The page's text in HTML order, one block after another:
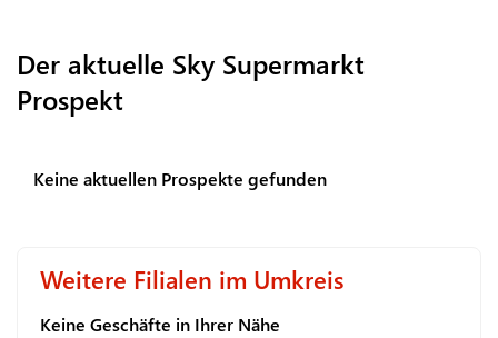
Weitere Filialen im Umkreis
Keine Geschäfte in Ihrer Nähe
Der aktuelle Sky Supermarkt
Prospekt
Keine aktuellen Prospekte gefunden